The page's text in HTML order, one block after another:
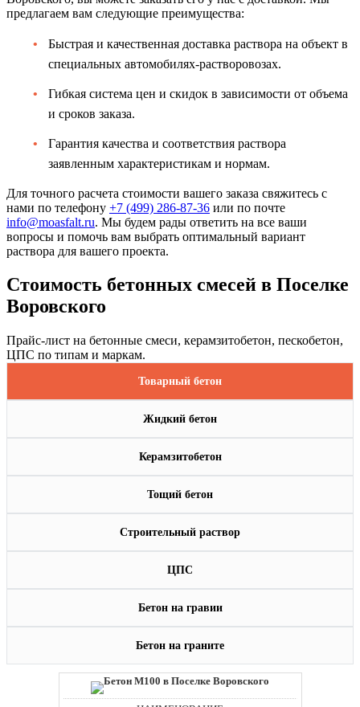
предлагаем вам следующие преимущества:
Быстрая и качественная доставка раствора на объект в
специальных автомобилях-растворовозах.
Гибкая система цен и скидок в зависимости от объема
и сроков заказа.
Гарантия качества и соответствия раствора
заявленным характеристикам и нормам.
Для точного расчета стоимости вашего заказа свяжитесь с
нами по телефону +7 (499) 286-87-36 или по почте
info@moasfalt.ru. Мы будем рады ответить на все ваши
вопросы и помочь вам выбрать оптимальный вариант
раствора для вашего проекта.
Стоимость бетонных смесей в Поселке
Воровского
Прайс-лист на бетонные смеси, керамзитобетон, пескобетон,
ЦПС по типам и маркам.
Товарный бетон
Жидкий бетон
Керамзитобетон
Тощий бетон
Строительный раствор
ЦПС
Бетон на гравии
Бетон на граните